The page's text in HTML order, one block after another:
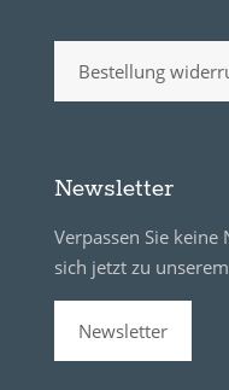
Bestellung
Newsletter
Verpassen Sie
sich jetzt zu
Newsletter